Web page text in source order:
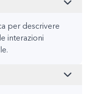
per descrivere
interazioni